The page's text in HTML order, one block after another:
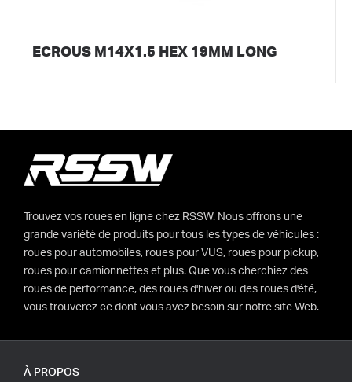
ECROUS M14X1.5 HEX 19MM LONG
À PROPOS
Trouvez vos roues en ligne chez RSSW. Nous offrons une
grande variété de produits pour tous les types de véhicules :
roues pour automobiles, roues pour VUS, roues pour pickup,
roues pour camionnettes et plus. Que vous cherchiez des
roues de performance, des roues d'hiver ou des roues d'été,
vous trouverez ce dont vous avez besoin sur notre site Web.